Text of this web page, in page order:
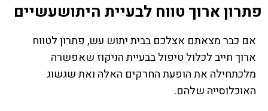
פתרון ארוך טווח לבעיית היתושעשיים
אם כבר מצאתם אצלכם בבית יתוש עש, פתרון לטווח
ארוך חייב לכלול טיפול בבעיית הניקוז שאפשרה
מלכתחילה את הופעת החרקים האלה ואת שגשוג
האוכלוסייה שלהם.